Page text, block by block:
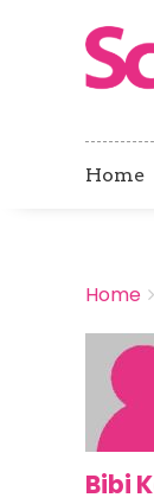
Home
You
here:
Home
Bibi